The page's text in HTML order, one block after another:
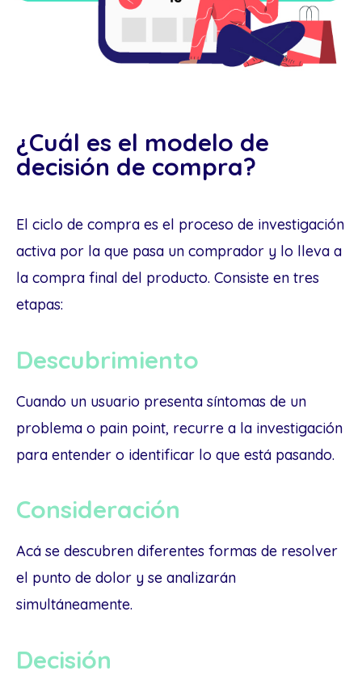
¿Cuál es el modelo de
decisión de compra?
El ciclo de compra es el proceso de investigación
activa por la que pasa un comprador y lo lleva a
la compra final del producto. Consiste en tres
etapas:
Descubrimiento
Cuando un usuario presenta síntomas de un
problema o pain point, recurre a la investigación
para entender o identificar lo que está pasando.
Consideración
Acá se descubren diferentes formas de resolver
el punto de dolor y se analizarán
simultáneamente.
Decisión